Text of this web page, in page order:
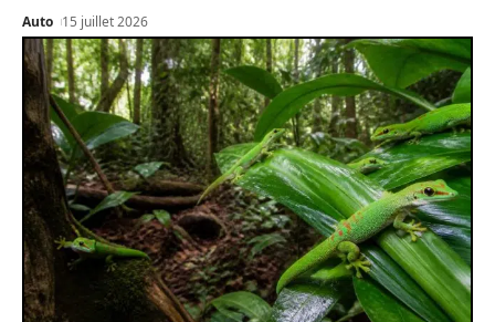
Auto 15 juillet 2026